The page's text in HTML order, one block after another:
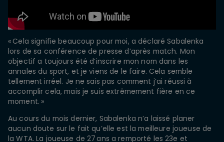
« Cela signifie beaucoup pour moi, a déclaré Sabalenka
lors de sa conférence de presse d’après match. Mon
objectif a toujours été d’inscrire mon nom dans les
annales du sport, et je viens de le faire. Cela semble
tellement irréel. Je ne sais pas comment j’ai réussi à
accomplir cela, mais je suis extrêmement fière en ce
moment. »
Au cours du mois dernier, Sabalenka n’a laissé planer
aucun doute sur le fait qu’elle est la meilleure joueuse de
la WTA. La joueuse de 27 ans a remporté les 23e et